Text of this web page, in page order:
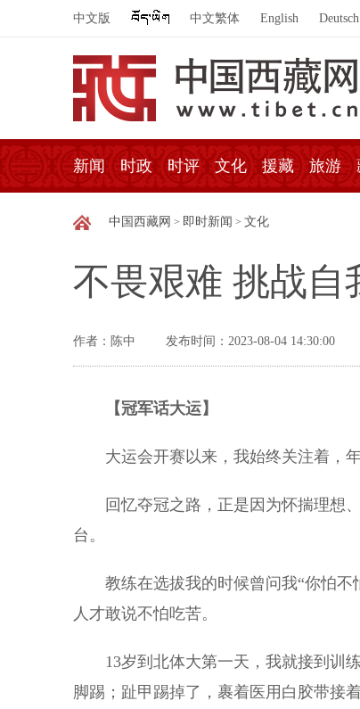
中文版 中文繁体 English Deutsch
新闻 时政 时评 文化 援藏 旅游
中国西藏网 > 即时新闻 > 文化
不畏艰难 挑战自
作者：陈中 发布时间：2023-08-04 14:30:00
【冠军话大运】
大运会开赛以来，我始终关注着，年
回忆夺冠之路，正是因为怀揣理想、
台。
教练在选拔我的时候曾问我“你怕不
人才敢说不怕吃苦。
13岁到北体大第一天，我就接到训练
脚踢；趾甲踢掉了，裹着医用白胶带